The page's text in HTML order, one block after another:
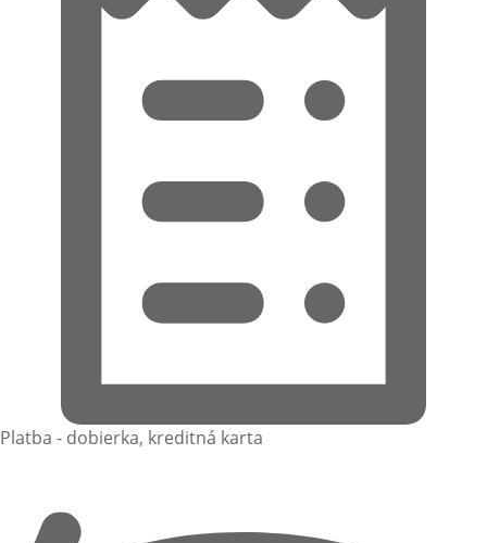
Platba - dobierka, kreditná karta